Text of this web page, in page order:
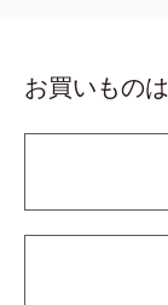
お買いもの